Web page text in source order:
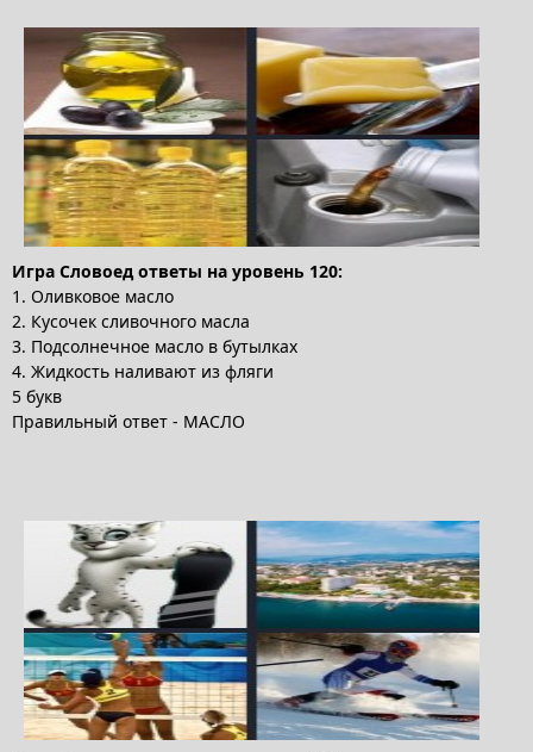
Игра Словоед ответы на уровень 120:
1. Оливковое масло
2. Кусочек сливочного масла
3. Подсолнечное масло в бутылках
4. Жидкость наливают из фляги
5 букв
Правильный ответ - МАСЛО